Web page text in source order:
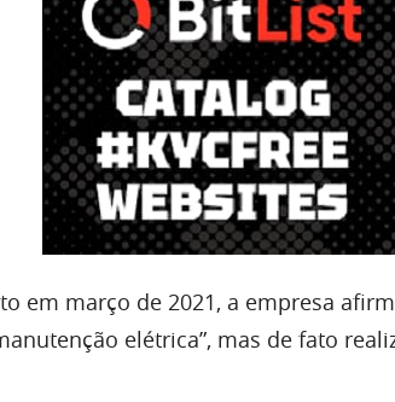
em março de 2021, a empresa
elétrica”, mas de fato